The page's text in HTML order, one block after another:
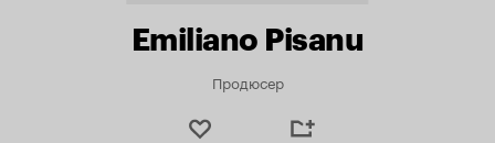
Emiliano Pisanu
Продюсер